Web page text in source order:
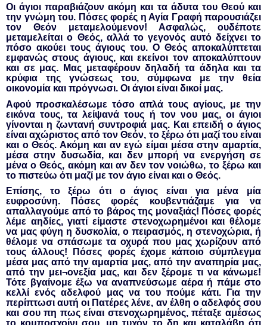
Οι άγιοι παραβιάζουν ακόμη και τα άδυτα του Θεού και
την γνώμη του. Πόσες φορές η Αγία Γραφή παρουσιάζει
τον Θεόν μεταμελούμενον! Ασφαλώς, ουδέποτε
μεταμελείται ο Θεός, αλλά το γεγονός αυτό δείχνει το
πόσο ακούει τους άγιους του. Ο Θεός αποκαλύπτεται
εμφανώς στους άγιους, και εκείνοι τον αποκαλύπτουν
και σε μας. Μας μεταφέρουν δηλαδή τα άδηλα και τα
κρύφια της γνώσεως του, σύμφωνα με την θεία
οικονομία και πρόγνωσι. Οι άγιοι είναι δικοί μας.
Αφού προσκαλέσωμε τόσο απλά τους αγίους, με την
εικόνα τους, τα λείψανά τους ή τον νου μας, οι άγιοι
γίνονται η ζωντανή συντροφιά μας. Και επειδή ο άγιος
είναι αχώριστος από τον Θεόν, το ξέρω ότι μαζί του είναι
και ο Θεός. Ακόμη και αν εγώ είμαι μέσα στην αμαρτία,
μέσα στην δυσωδία, και δεν μπορή να ενεργήση σε
μένα ο Θεός, ακόμη και αν δεν τον νοιώθω, το ξέρω και
το πιστεύω ότι μαζί με τον άγιο είναι και ο Θεός.
Επίσης, το ξέρω ότι ο άγιος είναι για μένα μία
ευφροσύνη. Πόσες φορές κουβεντιάζαμε για να
απαλλαγούμε από το βάρος της μοναξιάς! Πόσες φορές
λέμε αηδίες, γιατί είμαστε στενοχωρημένοι και θέλομε
να μας φύγη η δυσκολία, ο πειρασμός, η στενοχώρια, ή
θέλομε να σπάσωμε τα οχυρά που μας χωρίζουν από
τους άλλους! Πόσες φορές έχομε κάποιο σύμπλεγμα
μέσα μας από την αμαρτία μας, από την αναπηρία μας,
από την μει¬ονεξία μας, και δεν ξέρομε τι να κάνωμε!
Τότε βγαίνομε έξω να αναπνεύσωμε αέρα ή πάμε στο
κελλί ενός αδελφού μας να του πούμε κάτι. Για την
περίπτωσι αυτή οι Πατέρες λένε, αν έλθη ο αδελφός σου
και σου πη πως είναι στενοχωρημένος, πέταξε αμέσως